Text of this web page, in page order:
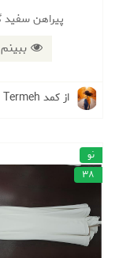
پیراهن سفید
ببینم
از کمد Termeh
نو
38